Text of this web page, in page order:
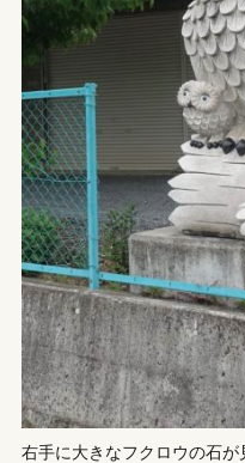
右手に大きなフクロウの石が